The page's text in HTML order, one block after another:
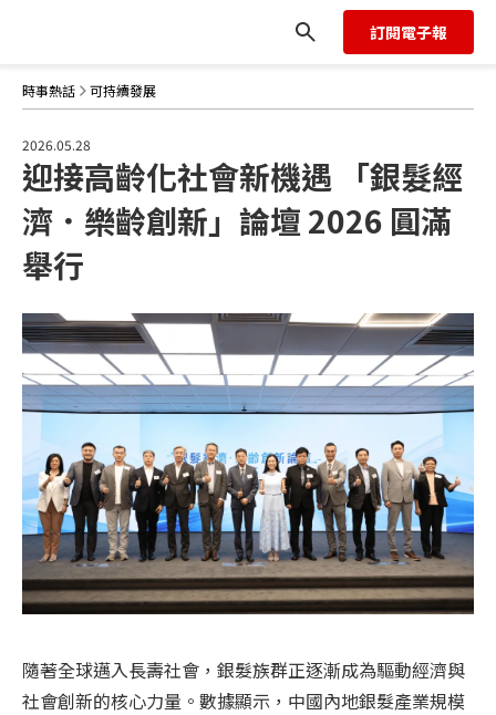
訂閱電子報
時事熱話 可持續發展
2026.05.28
迎接高齡化社會新機遇 「銀髮經
濟．樂齡創新」論壇 2026 圓滿
舉行
隨著全球邁入長壽社會，銀髮族群正逐漸成為驅動經濟與
社會創新的核心力量。數據顯示，中國內地銀髮產業規模